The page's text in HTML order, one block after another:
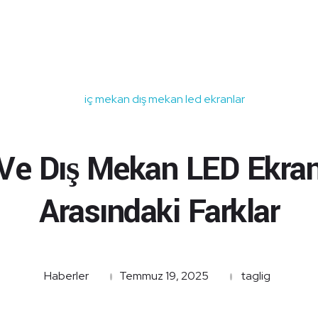
Dış Mekan LED
Arasındaki Farklar
Temmuz 19, 2025 taglig
Haberler